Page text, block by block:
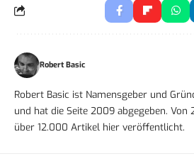
Robert Basic
Robert Basic ist Namensgeber und
und hat die Seite 2009 abgegeben.
über 12.000 Artikel hier veröffentlicht.